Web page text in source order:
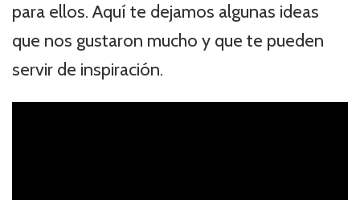
para ellos. Aquí te dejamos algunas ideas
que nos gustaron mucho y que te pueden
servir de inspiración.